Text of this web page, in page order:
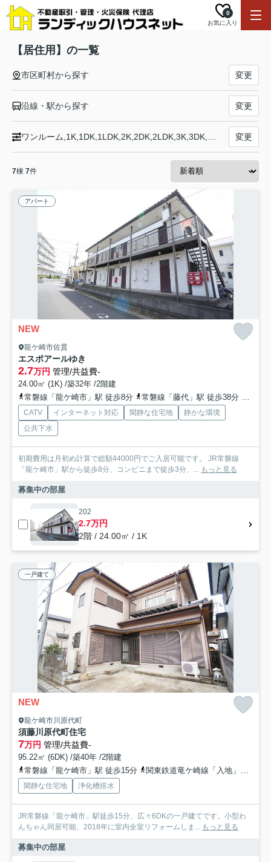
お気に入り
0
【居住用】の一覧
市区町村から探す 変更
沿線・駅から探す 変更
変更
7棟 7件
アパート
NEW
龍ケ崎市佐貫
エスポアールゆき
2.7万円 管理/共益費-
24.00㎡ (1K) /築32年 /2階建
常磐線「龍ケ崎市」駅 徒歩8分
常磐線「藤代」駅 徒歩38分 常磐
CATV インターネット対応 閑静な住宅地
静かな環境
公共下水
初期費用は月初め計算で総額44000円でご入居可能です。 JR常磐線
「龍ケ崎市」駅から徒歩8分、コンビニまで徒歩3分、... もっと見る
募集中の部屋
202
2.7万円
2階 / 24.00㎡ / 1K
一戸建て
NEW
龍ケ崎市川原代町
須藤川原代町住宅
7万円 管理/共益費-
95.22㎡ (6DK) /築40年 /2階建
常磐線「龍ケ崎市」駅 徒歩15分
関東鉄道竜ケ崎線「入地」駅 徒歩23分
閑静な住宅地 浄化槽排水
JR常磐線「龍ケ崎市」駅徒歩15分、広々6DKの一戸建てです。小型わ
んちゃん同居可能、2018年に室内全室リフォームしま... もっと見る
募集中の部屋